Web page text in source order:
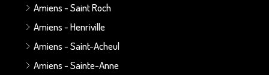
Amiens - Saint Roch
Amiens - Henriville
Amiens - Saint-Acheul
Amiens - Sainte-Anne